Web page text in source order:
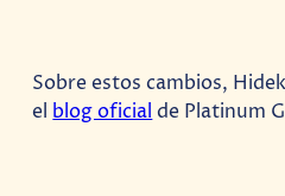
Sobre estos cambios,
el blog oficial de Platinum